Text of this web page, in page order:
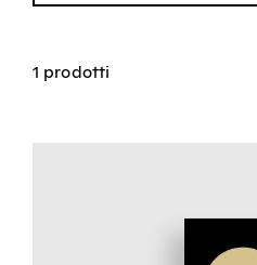
1 prodotti